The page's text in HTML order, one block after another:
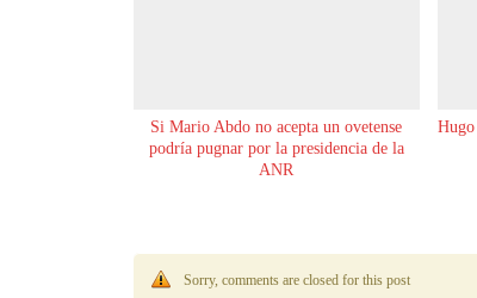
Si Mario Abdo no acepta un ovetense
podría pugnar por la presidencia de la
ANR
Sorry, comments are closed for this post